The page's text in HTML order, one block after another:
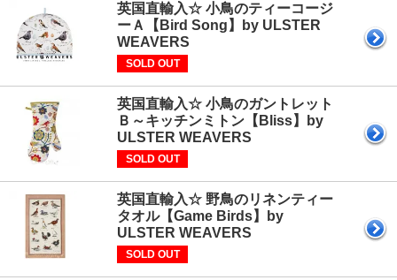
英国直輸入☆ 小鳥のティーコージ
ーＡ【Bird Song】by ULSTER
WEAVERS
SOLD OUT
英国直輸入☆ 小鳥のガントレット
Ｂ～キッチンミトン【Bliss】by
ULSTER WEAVERS
SOLD OUT
英国直輸入☆ 野鳥のリネンティー
タオル【Game Birds】by
ULSTER WEAVERS
SOLD OUT